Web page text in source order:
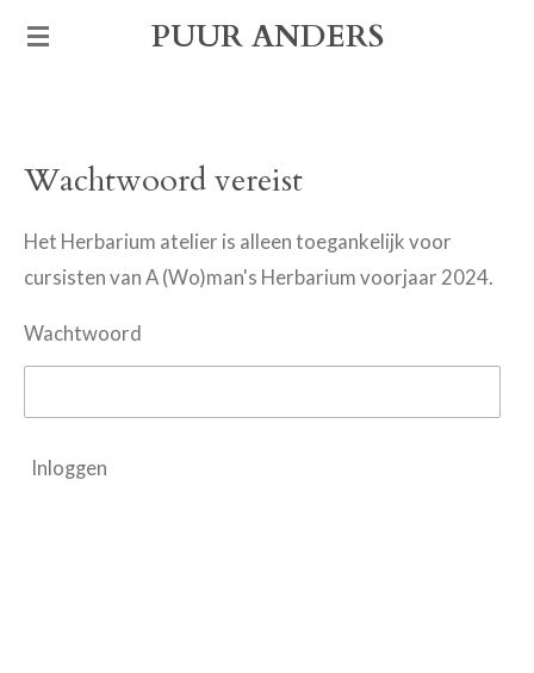
Ga
hoofdinhoud
PUUR ANDERS
Wachtwoord vereist
Het Herbarium atelier is alleen toegankelijk voor
cursisten van A (Wo)man's Herbarium voorjaar 2024.
Wachtwoord
Inloggen